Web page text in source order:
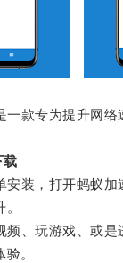
款专为提升网络
载
装，打开蚂蚁加
、玩游戏、或是
。